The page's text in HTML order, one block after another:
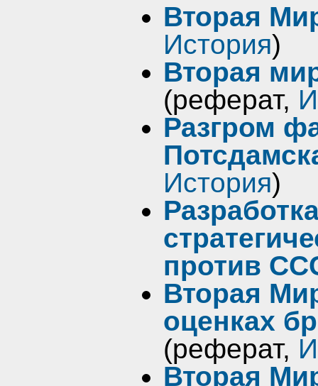
Вторая
История)
Вторая
(реферат,
Разгром
История)
против
Вторая
оценках
(реферат,
Вторая